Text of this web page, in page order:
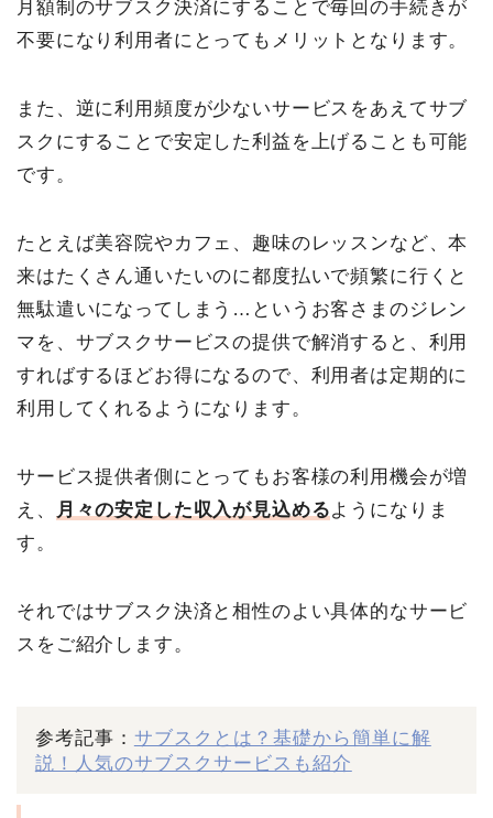
月額制のサブスク決済にすることで毎回の手続きが
不要になり利用者にとってもメリットとなります。
また、逆に利用頻度が少ないサービスをあえてサブ
スクにすることで安定した利益を上げることも可能
です。
たとえば美容院やカフェ、趣味のレッスンなど、本
来はたくさん通いたいのに都度払いで頻繁に行くと
無駄遣いになってしまう…というお客さまのジレン
マを、サブスクサービスの提供で解消すると、利用
すればするほどお得になるので、利用者は定期的に
利用してくれるようになります。
サービス提供者側にとってもお客様の利用機会が増
え、
月々の安定した収入が見込めるようになりま
す。
それではサブスク決済と相性のよい具体的なサービ
スをご紹介します。
参考記事： サブスクとは？基礎から簡単に解
説！人気のサブスクサービスも紹介